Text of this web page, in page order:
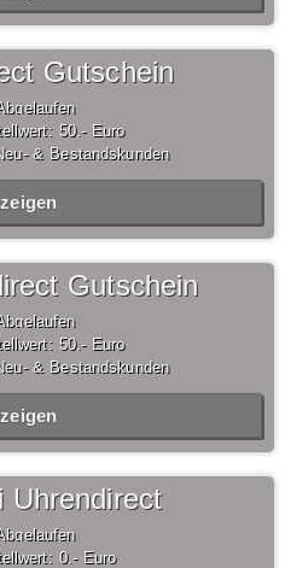
Gutschein
50,- Euro
& Bestandskunden
Gutschein
50,- Euro
& Bestandskunden
Uhrendirect
0,- Euro